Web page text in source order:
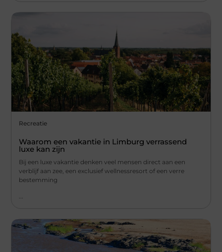
Recreatie
Waarom een vakantie in Limburg verrassend
luxe kan zijn
Bij een luxe vakantie denken veel mensen direct aan een
verblijf aan zee, een exclusief wellnessresort of een verre
bestemming